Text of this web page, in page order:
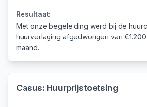
Resultaat:
Met onze begeleiding werd bij de
huurverlaging afgedwongen van
maand.
Casus: Huurprijstoetsing